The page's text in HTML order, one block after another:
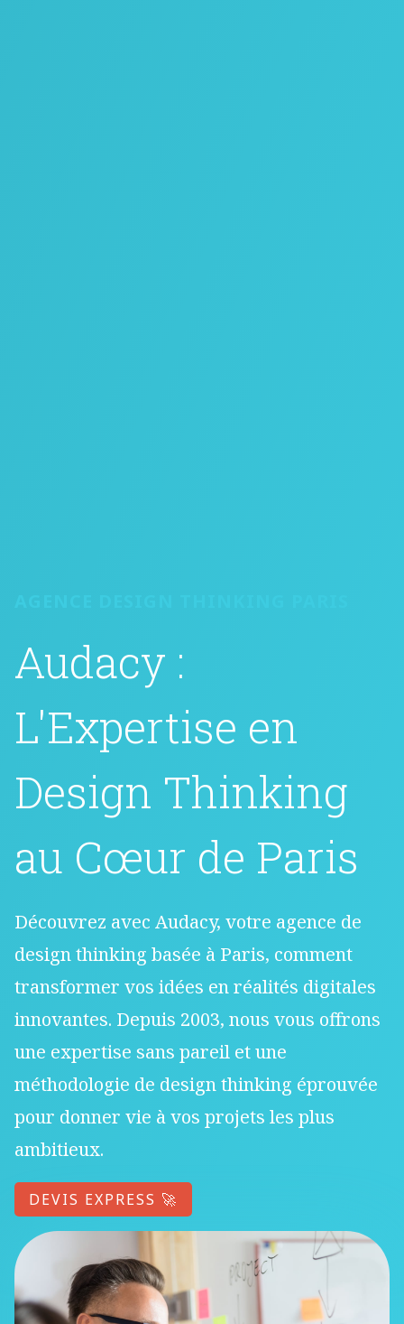
Audacy :
L'Expertise en
Design Thinking
au Cœur de Paris
Découvrez avec Audacy, votre agence de
design thinking basée à Paris, comment
transformer vos idées en réalités digitales
innovantes. Depuis 2003, nous vous offrons
une expertise sans pareil et une
méthodologie de design thinking éprouvée
pour donner vie à vos projets les plus
ambitieux.
DEVIS EXPRESS 🚀